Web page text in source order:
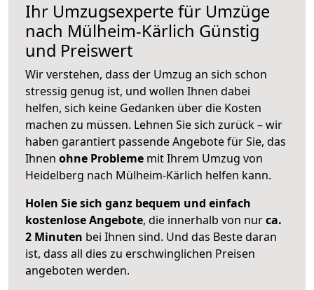
Ihr Umzugsexperte für Umzüge
nach Mülheim-Kärlich Günstig
und Preiswert
Wir verstehen, dass der Umzug an sich schon
stressig genug ist, und wollen Ihnen dabei
helfen, sich keine Gedanken über die Kosten
machen zu müssen. Lehnen Sie sich zurück – wir
haben garantiert passende Angebote für Sie, das
Ihnen ohne Probleme mit Ihrem Umzug von
Heidelberg nach Mülheim-Kärlich helfen kann.
Holen Sie sich ganz bequem und einfach
kostenlose Angebote, die innerhalb von nurca.
2 Minuten bei Ihnen sind. Und das Beste daran
ist, dass all dies zu erschwinglichen Preisen
angeboten werden.